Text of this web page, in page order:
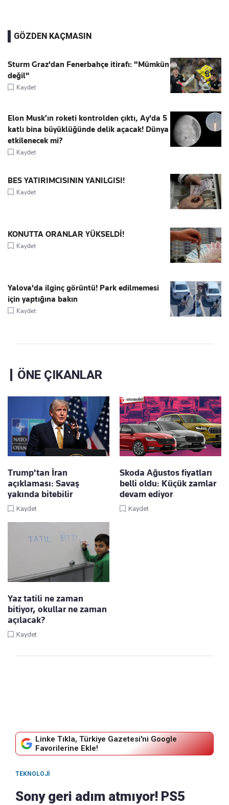
GÖZDEN KAÇMASIN
Sturm Graz'dan Fenerbahçe itirafı: "Mümkün
değil"
Kaydet
Elon Musk’ın roketi kontrolden çıktı, Ay'da 5
katlı bina büyüklüğünde delik açacak! Dünya
etkilenecek mi?
Kaydet
BES YATIRIMCISININ YANILGISI!
Kaydet
KONUTTA ORANLAR YÜKSELDİ!
Kaydet
Yalova'da ilginç görüntü! Park edilmemesi
için yaptığına bakın
Kaydet
ÖNE ÇIKANLAR
Trump'tan İran
açıklaması: Savaş
yakında bitebilir
Kaydet
Skoda Ağustos fiyatları
belli oldu: Küçük zamlar
devam ediyor
Kaydet
Yaz tatili ne zaman
bitiyor, okullar ne zaman
açılacak?
Kaydet
Linke Tıkla, Türkiye Gazetesi'ni Google
Favorilerine Ekle!
TEKNOLOJI
Sony geri adım atmıyor! PS5